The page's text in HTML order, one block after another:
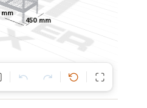
450 mm